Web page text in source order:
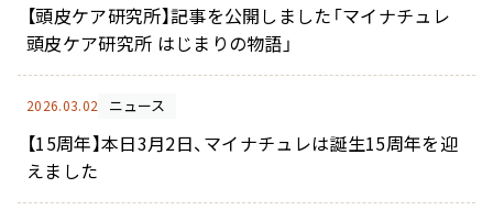
【頭皮ケア研究所】記事を公開しました「マイナチュレ
頭皮ケア研究所 はじまりの物語」
2026.03.02 ニュース
【15周年】本日3月2日、マイナチュレは誕生15周年を迎
えました